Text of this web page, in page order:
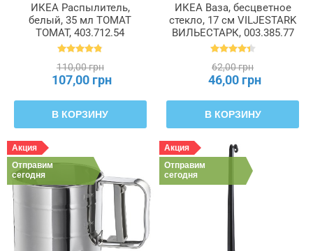
ИКЕА Распылитель,
белый, 35 мл TOMAT
ТОМАТ, 403.712.54
110,00 грн
107,00 грн
В КОРЗИНУ
ИКЕА Ваза, бесцветное
стекло, 17 см VILJESTARK
ВИЛЬЕСТАРК, 003.385.77
62,00 грн
46,00 грн
В КОРЗИНУ
Акция
Отправим
сегодня
Акция
Отправим
сегодня